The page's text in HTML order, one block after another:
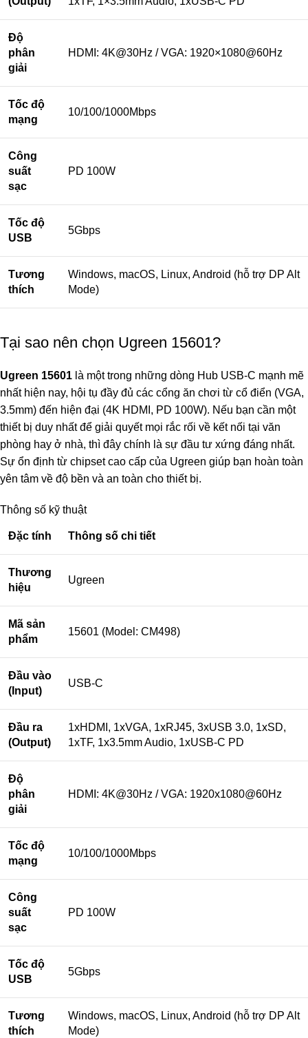
Độ
phân
giải
HDMI: 4K@30Hz / VGA: 1920×1080@60Hz
Tốc độ
mạng
10/100/1000Mbps
Công
suất
sạc
PD 100W
Tốc độ
USB
5Gbps
Tương
thích
Windows, macOS, Linux, Android (hỗ trợ DP Alt
Mode)
Tại sao nên chọn Ugreen 15601?
Ugreen 15601 là một trong những dòng Hub USB-C mạnh mẽ
nhất hiện nay, hội tụ đầy đủ các cổng ăn chơi từ cổ điển (VGA,
3.5mm) đến hiện đại (4K HDMI, PD 100W). Nếu bạn cần một
thiết bị duy nhất để giải quyết mọi rắc rối về kết nối tại văn
phòng hay ở nhà, thì đây chính là sự đầu tư xứng đáng nhất.
Sự ổn định từ chipset cao cấp của Ugreen giúp bạn hoàn toàn
yên tâm về độ bền và an toàn cho thiết bị.
Thông số kỹ thuật
Đặc tính Thông số chi tiết
Thương
hiệu
Ugreen
Mã sản
phẩm
15601 (Model: CM498)
Đầu vào
(Input)
USB-C
Đầu ra
(Output)
1xHDMI, 1xVGA, 1xRJ45, 3xUSB 3.0, 1xSD,
1xTF, 1x3.5mm Audio, 1xUSB-C PD
Độ
phân
giải
HDMI: 4K@30Hz / VGA: 1920x1080@60Hz
Tốc độ
mạng
10/100/1000Mbps
Công
suất
sạc
PD 100W
Tốc độ
USB
5Gbps
Tương
thích
Windows, macOS, Linux, Android (hỗ trợ DP Alt
Mode)